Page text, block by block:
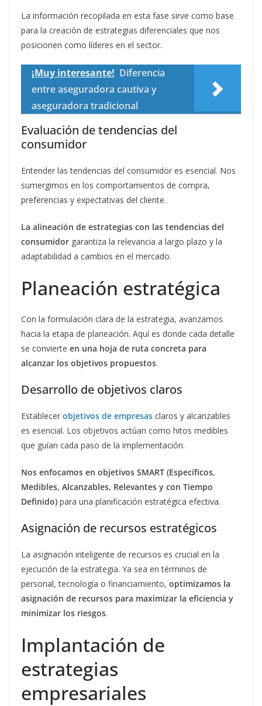
La información recopilada en esta fase sirve como base
para la creación de estrategias diferenciales que nos
posicionen como líderes en el sector.
¡Muy interesante! Diferencia
entre aseguradora cautiva y
aseguradora tradicional
Evaluación de tendencias del
consumidor
Entender las tendencias del consumidor es esencial. Nos
sumergimos en los comportamientos de compra,
preferencias y expectativas del cliente.
La alineación de estrategias con las tendencias del
consumidor garantiza la relevancia a largo plazo y la
adaptabilidad a cambios en el mercado.
Planeación estratégica
Con la formulación clara de la estrategia, avanzamos
hacia la etapa de planeación. Aquí es donde cada detalle
se convierte en una hoja de ruta concreta para
alcanzar los objetivos propuestos.
Desarrollo de objetivos claros
Establecer objetivos de empresas claros y alcanzables
es esencial. Los objetivos actúan como hitos medibles
que guían cada paso de la implementación.
Nos enfocamos en objetivos SMART (Específicos,
Medibles, Alcanzables, Relevantes y con Tiempo
Definido) para una planificación estratégica efectiva.
Asignación de recursos estratégicos
La asignación inteligente de recursos es crucial en la
ejecución de la estrategia. Ya sea en términos de
personal, tecnología o financiamiento, optimizamos la
asignación de recursos para maximizar la eficiencia y
minimizar los riesgos.
Implantación de
estrategias
empresariales